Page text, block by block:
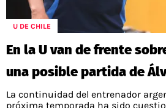
U DE CHILE
En la U van de frente
una posible partida de
La continuidad del entrenador
próxima temporada ha sido